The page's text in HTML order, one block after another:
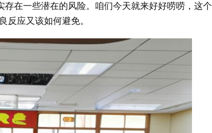
存在一些潜在的风险。咱们今天就来好好唠唠，这个
反应又该如何避免。